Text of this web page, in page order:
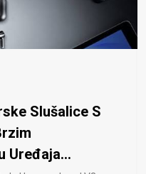
Slušalice S
Uređaja...